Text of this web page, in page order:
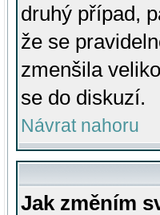
druhý případ,
že se
zmenšila
se do diskuzí.
Návrat nahoru
Jak změním